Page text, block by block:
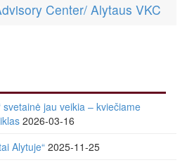
Center/ Alytaus VKC
svetainė jau veikia – kviečiame
2026-03-16
Alytuje“ 2025-11-25